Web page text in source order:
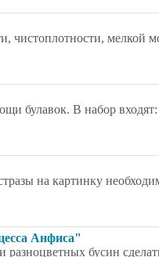
чистоплотности, мелкой
булавок. В набор
на картинку
Анфиса"
разноцветных бусин